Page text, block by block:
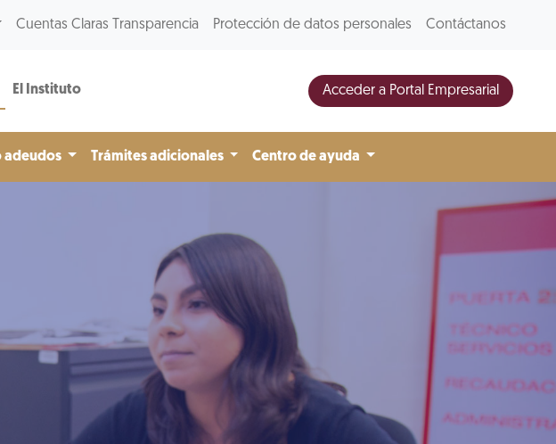
Cuentas Claras Transparencia Protección de datos personales Contáctanos
El Instituto Acceder a Portal Empresarial
adeudos Trámites adicionales Centro de ayuda